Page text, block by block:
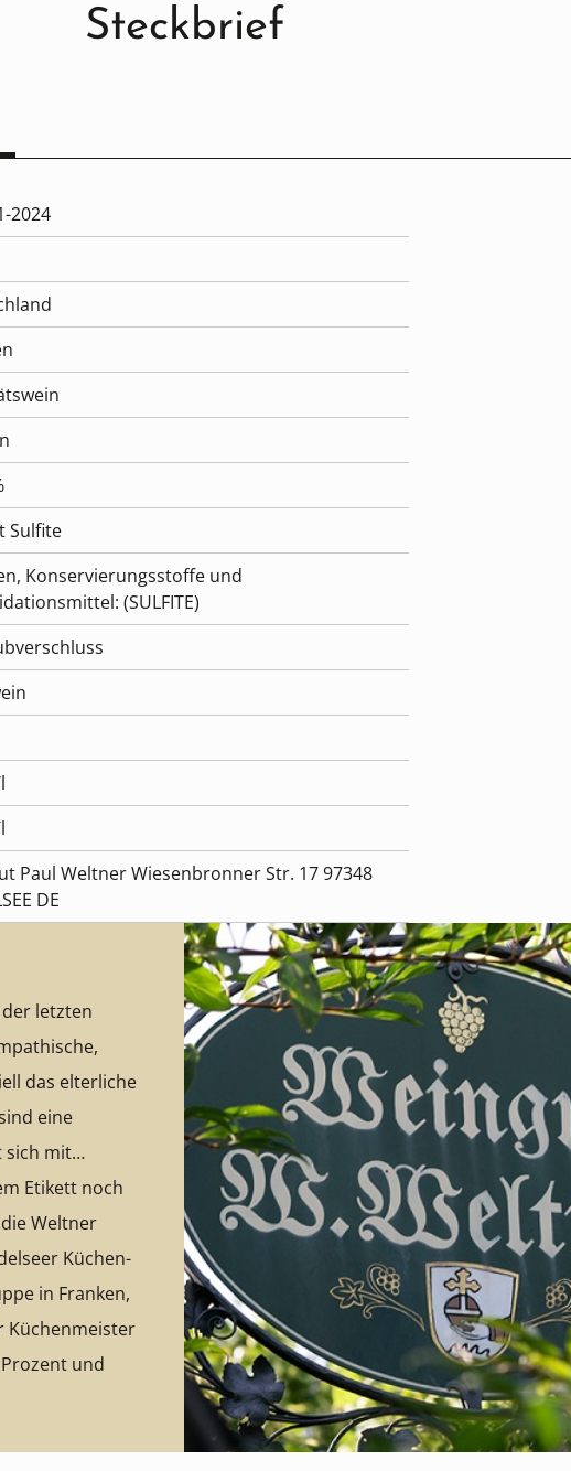
Steckbrief
2024
Sulfite
Konservierungsstoffe und
(SULFITE)
Paul Weltner Wiesenbronner Str. 17 97348
DE
letzten
das elterliche
eine
sich mit
Etikett noch
Welt­ner
Küchen­
in Fran­ken,
Küchen­meis­ter
und